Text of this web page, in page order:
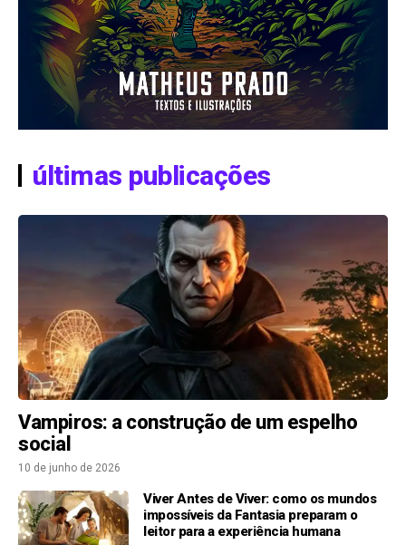
últimas publicações
Vampiros: a construção de um espelho
social
10 de junho de 2026
Viver Antes de Viver: como os mundos
impossíveis da Fantasia preparam o
leitor para a experiência humana